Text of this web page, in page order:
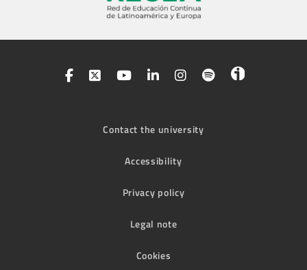
Contact the university
Accessibility
Privacy policy
Legal note
Cookies